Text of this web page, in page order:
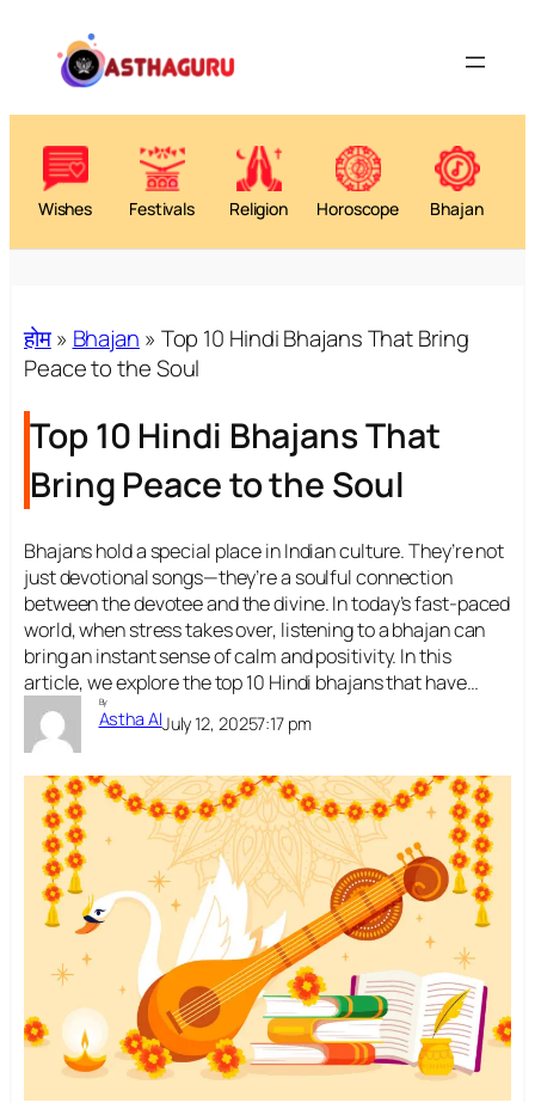
Wishes Festivals Religion Horoscope Bhajan
होम» Bhajan » Top 10 Hindi Bhajans That Bring
Peace to the Soul
Top 10 Hindi Bhajans That
Bring Peace to the Soul
Bhajans hold a special place in Indian culture. They’re not
just devotional songs—they’re a soulful connection
between the devotee and the divine. In today’s fast-paced
world, when stress takes over, listening to a bhajan can
bring an instant sense of calm and positivity. In this
article, we explore the top 10 Hindi bhajans that have…
By
Astha AIJuly 12, 20257:17 pm